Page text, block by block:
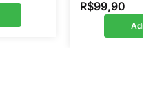
R$99,90